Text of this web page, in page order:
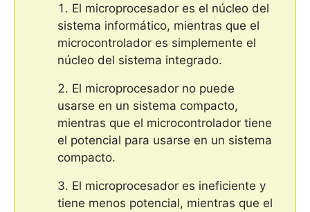
El microprocesador es el núcleo del
sistema informático, mientras que el
microcontrolador es simplemente el
núcleo del sistema integrado.
El microprocesador no puede
usarse en un sistema compacto,
mientras que el microcontrolador tiene
el potencial para usarse en un sistema
compacto.
El microprocesador es ineficiente y
tiene menos potencial, mientras que el